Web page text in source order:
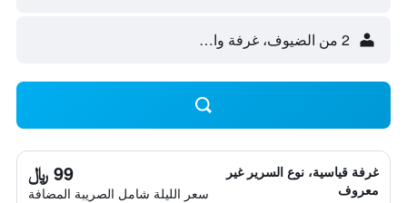
2 من الضيوف، غرفة واحدة
غرفة قياسية، نوع السرير غير
معروف
99 ﷼
سعر الليلة شامل الصريبة المضافة